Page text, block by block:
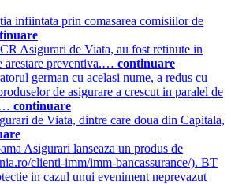
infiintata prin comasarea comisiilor de
Asigurari de Viata, au fost retinute in
arestare preventiva.… continuare
german cu acelasi nume, a redus cu
de asigurare a crescut in paralel de
continuare
de Viata, dintre care doua din Capitala,
Asigurari lanseaza un produs de
clienti-imm/imm-bancassurance/). BT
in cazul unui eveniment neprevazut